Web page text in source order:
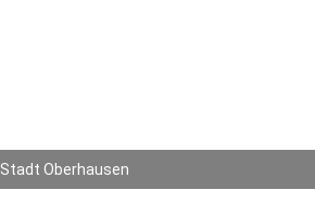
Stadt Oberhausen